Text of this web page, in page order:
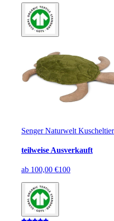
Senger Naturwelt
teilweise Ausverkauft
ab 100,00 €100